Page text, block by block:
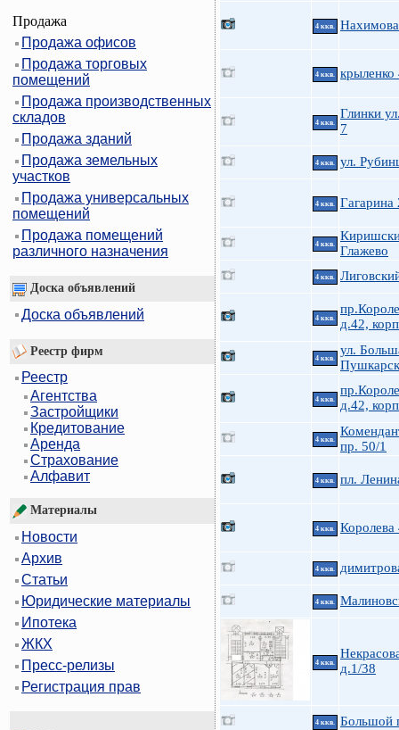
Продажа
Продажа офисов
Продажа торговых
помещений
Продажа производственных
складов
Продажа зданий
Продажа земельных
участков
Продажа универсальных
помещений
Продажа помещений
различного назначения
Доска объявлений
Доска объявлений
Реестр фирм
Реестр
Агентства
Застройщики
Кредитование
Аренда
Страхование
Алфавит
Материалы
Новости
Архив
Статьи
Юридические материалы
Ипотека
ЖКХ
Пресс-релизы
Регистрация прав
4 ккв.
4 ккв. крыленко
4 ккв.
Глинки
7
4 ккв. ул.
4 ккв. Гагарина
4 ккв.
Глажево
4 ккв.
4 ккв.
д.42,
4 ккв.
ул.
4 ккв.
д.42,
4 ккв.
пр. 50/1
4 ккв. пл.
4 ккв. Королева
4 ккв.
4 ккв.
4 ккв.
д.1/38
4 ккв. Большой